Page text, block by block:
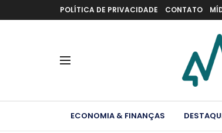
POLÍTICA DE PRIVACIDADE CONTATO
ECONOMIA & FINANÇAS